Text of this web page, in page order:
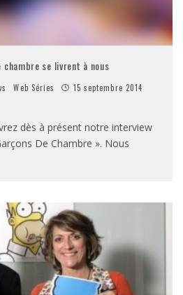
se livrent à nous
Web Séries
15 septembre 2014
dès à présent notre interview
De Chambre ». Nous